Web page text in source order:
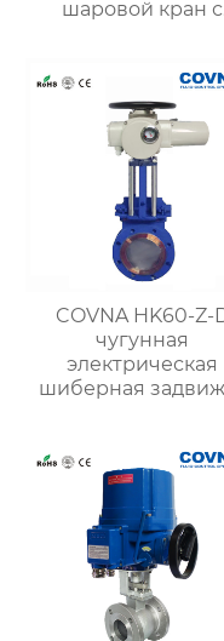
шаровой кран с
COVNA HK60-Z-
чугунная
электрическая
шиберная